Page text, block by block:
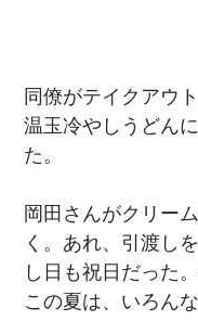
同僚がテイクアウ
温玉冷やしうどん
た。
岡田さんがクリー
く。あれ、引渡し
し日も祝日だった
この夏は、いろん